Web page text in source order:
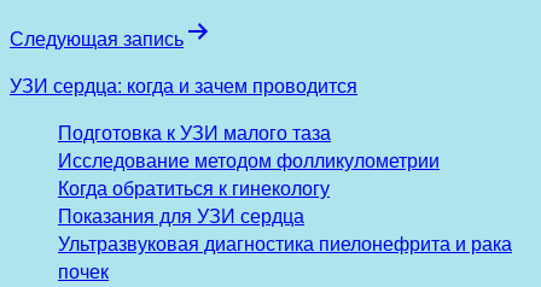
Следующая запись
УЗИ сердца: когда и зачем проводится
Подготовка к УЗИ малого таза
Исследование методом фолликулометрии
Когда обратиться к гинекологу
Показания для УЗИ сердца
Ультразвуковая диагностика пиелонефрита и рака
почек